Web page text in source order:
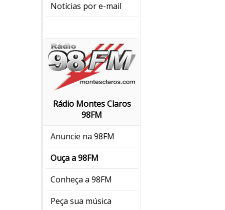
Notícias por e-mail
Rádio Montes Claros
98FM
Anuncie na 98FM
Ouça a 98FM
Conheça a 98FM
Peça sua música